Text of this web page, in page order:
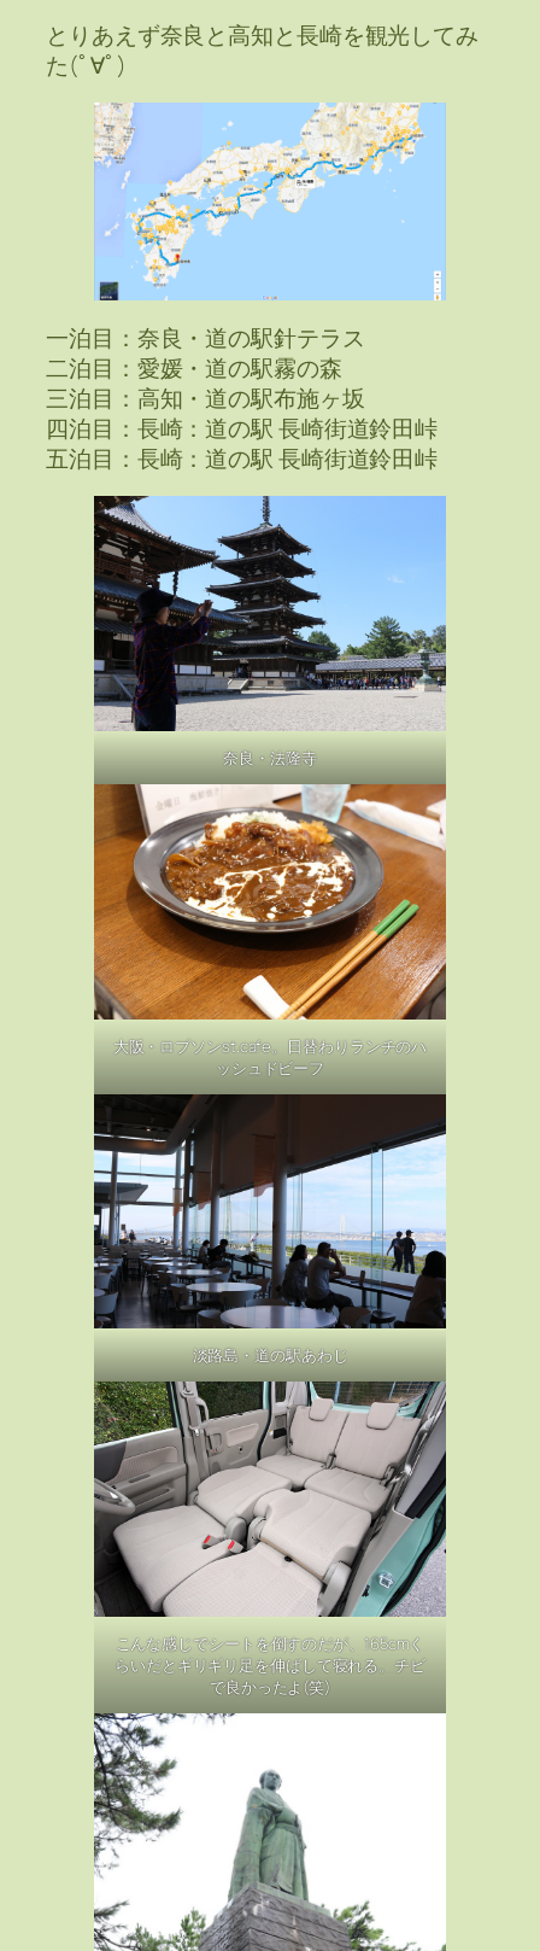
とりあえず奈良と高知と長崎を観光してみ
た(ﾟ∀ﾟ)
一泊目：奈良・道の駅針テラス
二泊目：愛媛・道の駅霧の森
三泊目：高知・道の駅布施ヶ坂
四泊目：長崎：道の駅 長崎街道鈴田峠
五泊目：長崎：道の駅 長崎街道鈴田峠
奈良・法隆寺
大阪・ロブソンst.cafe。日替わりランチのハ
ッシュドビーフ
淡路島・道の駅あわじ
こんな感じでシートを倒すのだが、165cmく
らいだとギリギリ足を伸ばして寝れる。チビ
で良かったよ(笑)